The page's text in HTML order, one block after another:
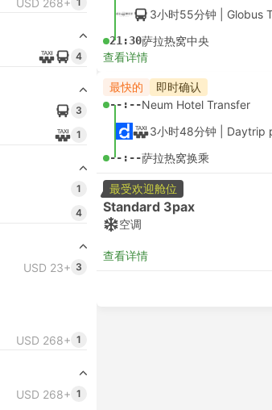
USD 268+
4
3
1
1
4
USD 23+ 3
USD 268+ 1
USD 268+ 1
3小时55分钟 | Globus
21:30萨拉热窝中央
查看详情
最快的 即时确认
--:--Neum Hotel Transfer
3小时48分钟 | Daytrip
--:--萨拉热窝换乘
最受欢迎舱位
Standard 3pax
空调
查看详情